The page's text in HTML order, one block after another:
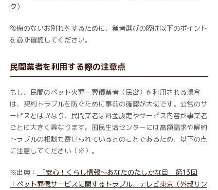
ク）
後悔のないお別れをするために、業者選びの際は以下のポイント
を必ず確認してください。
民間業者を利用する際の注意点
もし、民間のペット火葬・葬儀業者（民営）を利用される場合
は、契約トラブルを防ぐために事前の確認が大切です。公営のサ
ービスとは異なり、民間業者は料金設定やサービス内容が事業者
ごとに大きく異なります。国民生活センターには高額請求や解約
トラブルの相談も寄せられているとのことであるため、以下の点
に注意してください（※）。
※出典：
「安心！くらし情報～あなたのたしかな目」第13回
「ペット葬儀サービスに関するトラブル」テレビ東京（外部リン